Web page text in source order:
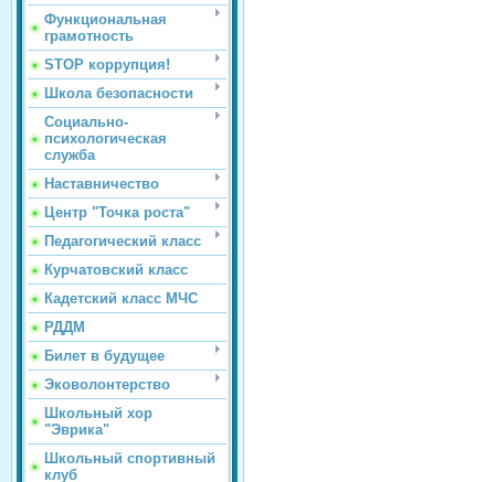
Функциональная
грамотность
STOP коррупция!
Школа безопасности
Социально-
психологическая
служба
Наставничество
Центр "Точка роста"
Педагогический класс
Курчатовский класс
Кадетский класс МЧС
РДДМ
Билет в будущее
Эковолонтерство
Школьный хор
"Эврика"
Школьный спортивный
клуб